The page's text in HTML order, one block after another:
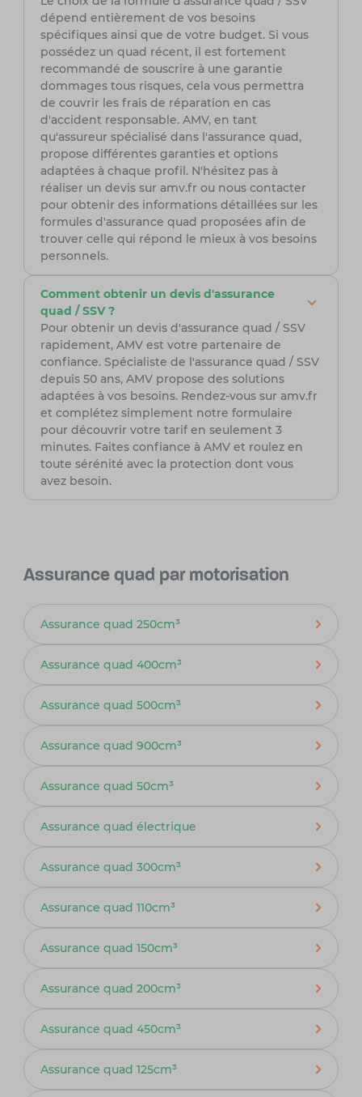
dépend entièrement de vos besoins
spécifiques ainsi que de votre budget. Si vous
possédez un quad récent, il est fortement
recommandé de souscrire à une garantie
dommages tous risques, cela vous permettra
de couvrir les frais de réparation en cas
d'accident responsable. AMV, en tant
qu'assureur spécialisé dans l'assurance quad,
propose différentes garanties et options
adaptées à chaque profil. N'hésitez pas à
réaliser un devis sur amv.fr ou nous contacter
pour obtenir des informations détaillées sur les
formules d'assurance quad proposées afin de
trouver celle qui répond le mieux à vos besoins
personnels.
Comment obtenir un devis d'assurance
quad / SSV ?
Pour obtenir un devis d'assurance quad / SSV
rapidement, AMV est votre partenaire de
confiance. Spécialiste de l'assurance quad / SSV
depuis 50 ans, AMV propose des solutions
adaptées à vos besoins. Rendez-vous sur amv.fr
et complétez simplement notre formulaire
pour découvrir votre tarif en seulement 3
minutes. Faites confiance à AMV et roulez en
toute sérénité avec la protection dont vous
avez besoin.
Assurance quad par motorisation
Assurance quad 250cm³
Assurance quad 400cm³
Assurance quad 500cm³
Assurance quad 900cm³
Assurance quad 50cm³
Assurance quad électrique
Assurance quad 300cm³
Assurance quad 110cm³
Assurance quad 150cm³
Assurance quad 200cm³
Assurance quad 450cm³
Assurance quad 125cm³